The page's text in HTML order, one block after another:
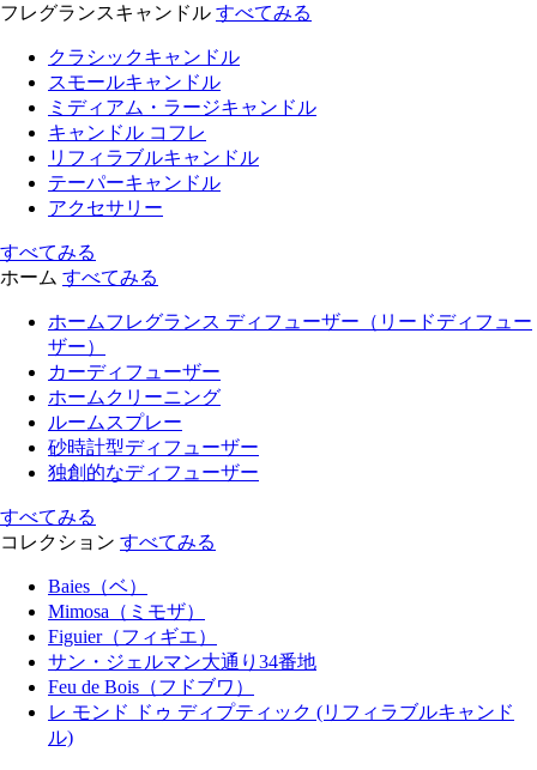
フレグランスキャンドル すべてみる
クラシックキャンドル
スモールキャンドル
ミディアム・ラージキャンドル
キャンドル コフレ
リフィラブルキャンドル
テーパーキャンドル
アクセサリー
すべてみる
ホーム すべてみる
ホームフレグランス ディフューザー（リードディフュー
ザー）
カーディフューザー
ホームクリーニング
ルームスプレー
砂時計型ディフューザー
独創的なディフューザー
すべてみる
コレクション すべてみる
Baies（ベ）
Mimosa（ミモザ）
Figuier（フィギエ）
サン・ジェルマン大通り34番地
Feu de Bois（フドブワ）
レ モンド ドゥ ディプティック (リフィラブルキャンド
ル)